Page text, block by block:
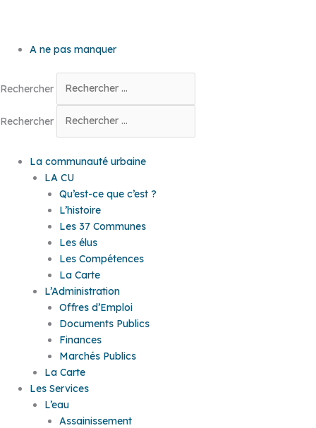
A ne pas manquer
Rechercher
Rechercher
La communauté urbaine
LA CU
Qu’est-ce que c’est ?
L’histoire
Les 37 Communes
Les élus
Les Compétences
La Carte
L’Administration
Offres d’Emploi
Documents Publics
Finances
Marchés Publics
La Carte
Les Services
L’eau
Assainissement